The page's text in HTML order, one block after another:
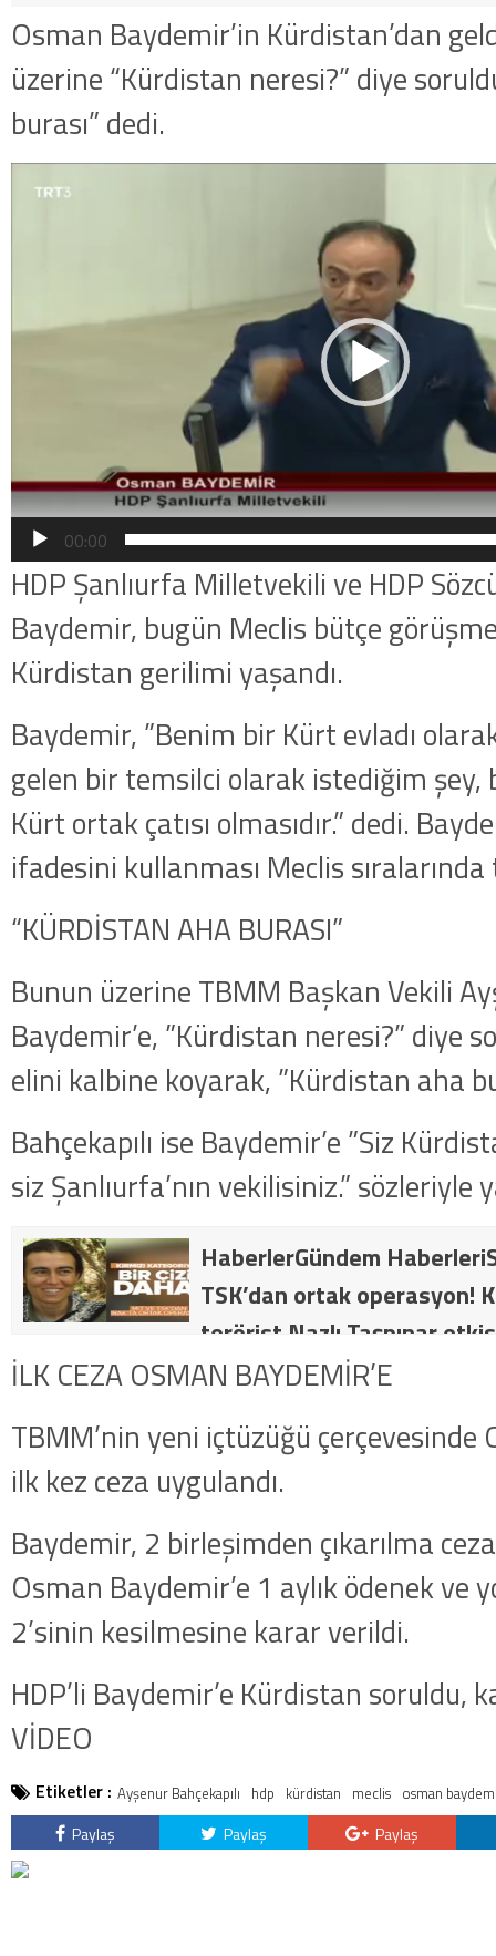
Osman Baydemir’in Kürdistan’dan
üzerine “Kürdistan neresi?” diye
burası” dedi.
oynatıcı
00:00
HDP Şanlıurfa Milletvekili ve HDP
Baydemir, bugün Meclis bütçe
Kürdistan gerilimi yaşandı.
Baydemir, ”Benim bir Kürt evladı
gelen bir temsilci olarak istediğim şey,
Kürt ortak çatısı olmasıdır.” dedi.
ifadesini kullanması Meclis
“KÜRDİSTAN AHA BURASI”
Bunun üzerine TBMM Başkan Vekili
Baydemir’e, ”Kürdistan neresi?” diye
elini kalbine koyarak, ”Kürdistan aha
Bahçekapılı ise Baydemir’e ”Siz
siz Şanlıurfa’nın vekilisiniz.” sözleriyle
HaberlerGündem
TSK’dan ortak operasyon!
terörist Nazlı Taşpınar
dakika: MİT ve TSK’dan
getirildi .
İLK CEZA OSMAN BAYDEMİR’E
TBMM’nin yeni içtüzüğü çerçevesinde
ilk kez ceza uygulandı.
Baydemir, 2 birleşimden çıkarılma
Osman Baydemir’e 1 aylık ödenek ve
2’sinin kesilmesine karar verildi.
HDP’li Baydemir’e Kürdistan soruldu,
VİDEO
Etiketler : Ayşenur Bahçekapılı hdp kürdistan meclis osman
Paylaş Paylaş Paylaş